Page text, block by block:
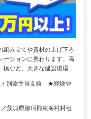
組み立てや資材の上げ下ろ
ーションに携わります。高
橋など、大きな建設現場…
＋別途手当支給 ★経験や
茨城県那珂郡東海村村松